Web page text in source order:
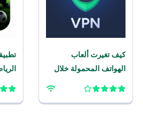
كيف تغيرت ألعاب
الهواتف المحمولة خلال